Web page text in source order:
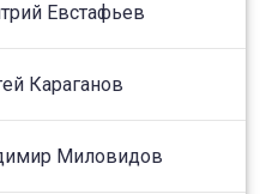
Евстафьев
Караганов
Миловидов